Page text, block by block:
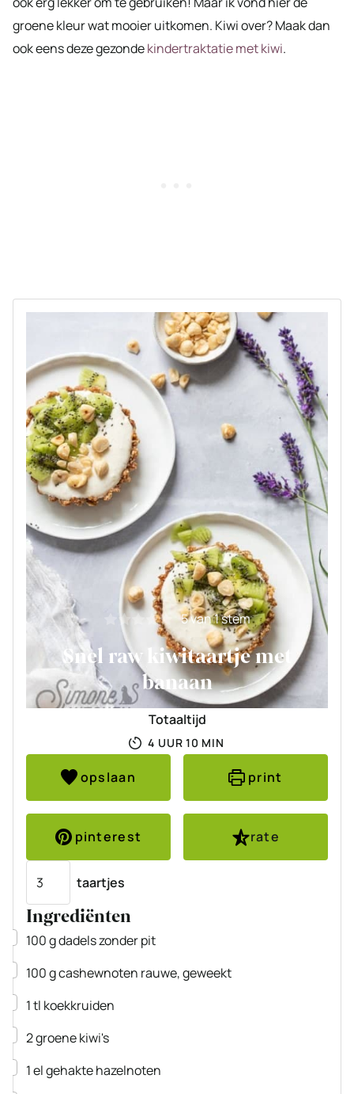
groene kleur wat mooier uitkomen. Kiwi over? Maak dan
ook eens deze gezondekindertraktatie met kiwi.
5van 1 stem
Snel raw kiwitaartje met
banaan
Totaaltijd
4 UUR
UUR 10 MINUTEN
MIN
opslaan print
pinterest
rate
taartjes
Ingrediënten
▢
100gdadelszonder pit
▢
100gcashewnoten rauwe, geweekt
▢
1tl koekkruiden
▢
2groene kiwi's
▢
1elgehakte hazelnoten